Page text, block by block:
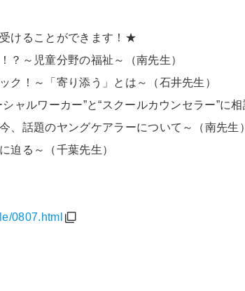
けることができます！★
～児童分野の福祉～（南先生）
！～「寄り添う」とは～（石井先生）
ルワーカー”と“スクールカウンセラー”に相
話題のヤングケアラーについて～（南先生）
迫る～（千葉先生）
0807.html